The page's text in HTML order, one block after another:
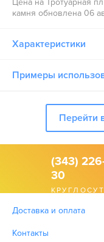
Цена на Тротуарная
камня обновлена 06
Характеристики
Примеры
Перейти
(343)
30
Доставка и оплата
Контакты